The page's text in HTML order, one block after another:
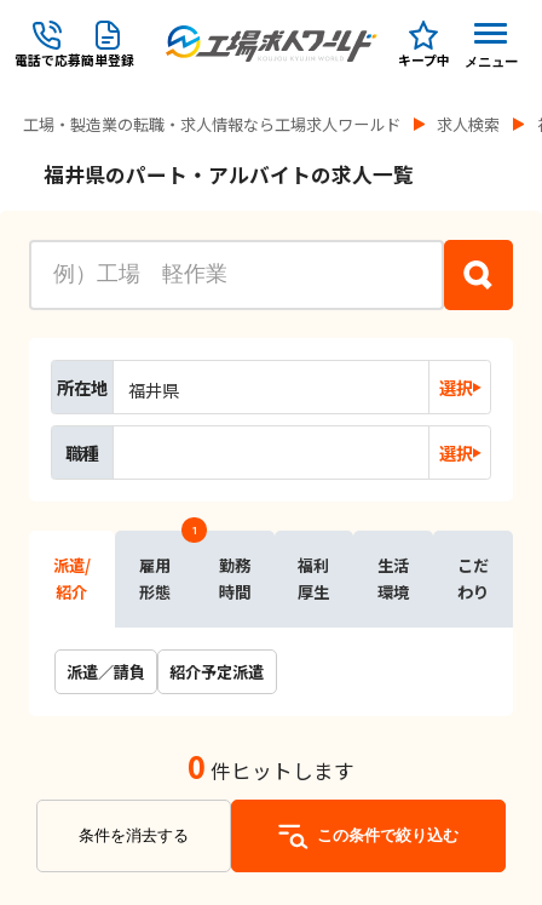
電話で応募簡単登録 キープ中 メニュー
工場・製造業の転職・求人情報なら工場求人ワールド 求人検索
福井県のパート・アルバイトの求人一覧
所在地 福井県 選択
職種 選択
派遣/
紹介
雇用
形態
1
勤務
時間
福利
厚生
生活
環境
こだ
わり
派遣／請負 紹介予定派遣
0 件ヒットします
条件を消去する この条件で絞り込む